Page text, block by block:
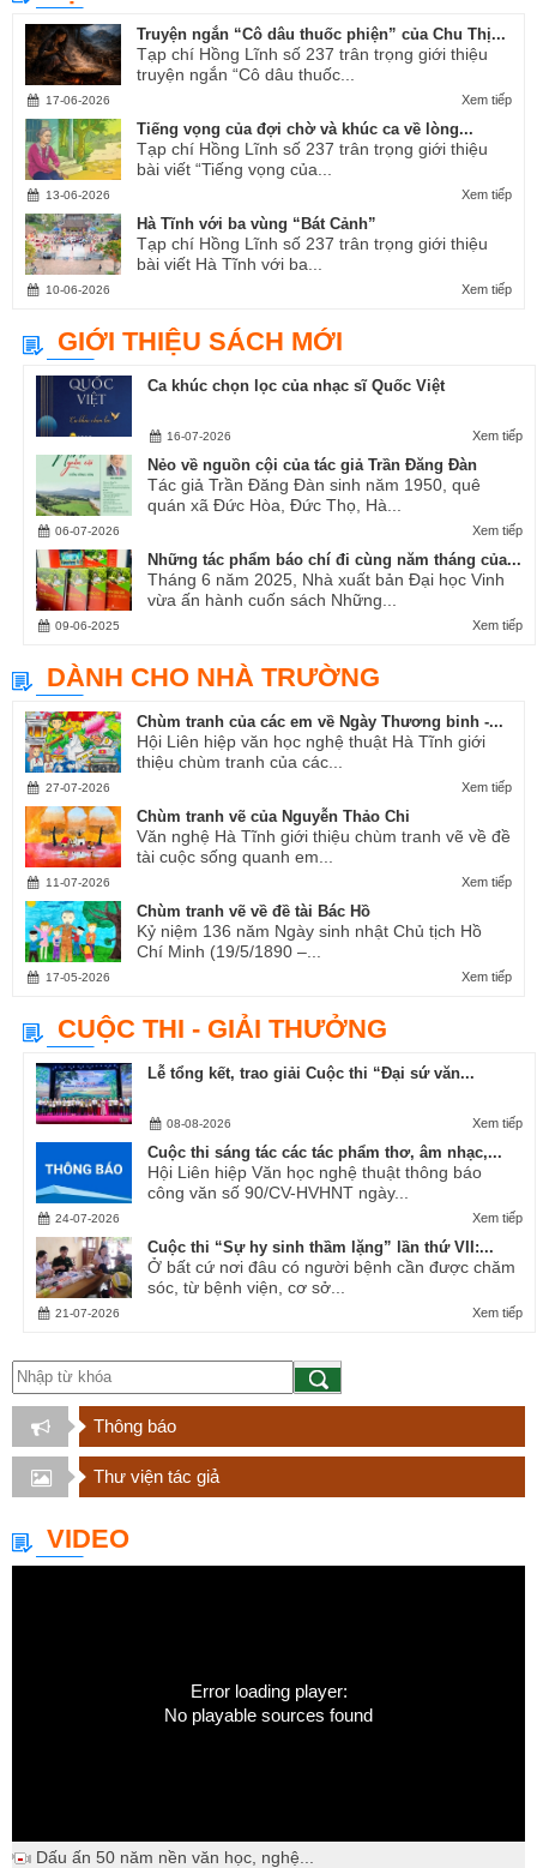
Truyện ngắn “Cô dâu thuốc phiện” của Chu Thị...
Tạp chí Hồng Lĩnh số 237 trân trọng giới thiệu
truyện ngắn “Cô dâu thuốc...
Xem tiếp
17-06-2026
Tiếng vọng của đợi chờ và khúc ca về lòng...
Tạp chí Hồng Lĩnh số 237 trân trọng giới thiệu
bài viết “Tiếng vọng của...
Xem tiếp
13-06-2026
Hà Tĩnh với ba vùng “Bát Cảnh”
Tạp chí Hồng Lĩnh số 237 trân trọng giới thiệu
bài viết Hà Tĩnh với ba...
Xem tiếp
10-06-2026
GIỚI THIỆU SÁCH MỚI
Ca khúc chọn lọc của nhạc sĩ Quốc Việt
Xem tiếp
16-07-2026
Nẻo về nguồn cội của tác giả Trần Đăng Đàn
Tác giả Trần Đăng Đàn sinh năm 1950, quê
quán xã Đức Hòa, Đức Thọ, Hà...
Xem tiếp
06-07-2026
Những tác phẩm báo chí đi cùng năm tháng của...
Tháng 6 năm 2025, Nhà xuất bản Đại học Vinh
vừa ấn hành cuốn sách Những...
Xem tiếp
09-06-2025
DÀNH CHO NHÀ TRƯỜNG
Chùm tranh của các em về Ngày Thương binh -...
Hội Liên hiệp văn học nghệ thuật Hà Tĩnh giới
thiệu chùm tranh của các...
Xem tiếp
27-07-2026
Chùm tranh vẽ của Nguyễn Thảo Chi
Văn nghệ Hà Tĩnh giới thiệu chùm tranh vẽ về đề
tài cuộc sống quanh em...
Xem tiếp
11-07-2026
Chùm tranh vẽ về đề tài Bác Hồ
Kỷ niệm 136 năm Ngày sinh nhật Chủ tịch Hồ
Chí Minh (19/5/1890 –...
Xem tiếp
17-05-2026
CUỘC THI - GIẢI THƯỞNG
Lễ tổng kết, trao giải Cuộc thi “Đại sứ văn...
Xem tiếp
08-08-2026
Cuộc thi sáng tác các tác phẩm thơ, âm nhạc,...
Hội Liên hiệp Văn học nghệ thuật thông báo
công văn số 90/CV-HVHNT ngày...
Xem tiếp
24-07-2026
Cuộc thi “Sự hy sinh thầm lặng” lần thứ VII:...
Ở bất cứ nơi đâu có người bệnh cần được chăm
sóc, từ bệnh viện, cơ sở...
Xem tiếp
21-07-2026
Thông báo
Thư viện tác giả
VIDEO
Error loading player:
No playable sources found
Dấu ấn 50 năm nền văn học, nghệ...